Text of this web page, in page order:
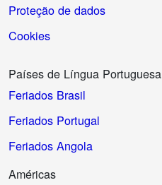
Proteção de dados
Cookies
Países de Língua Portuguesa
Feriados Brasil
Feriados Portugal
Feriados Angola
Américas